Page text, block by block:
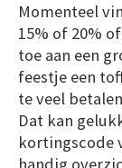
Momenteel
15% of 20%
toe aan een
feestje een
te veel
Dat kan
kortingscode